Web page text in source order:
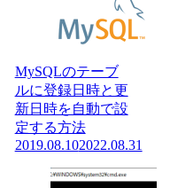
MySQLのテーブ
ルに登録日時と更
新日時を自動で設
定する方法
2019.08.102022.08.31